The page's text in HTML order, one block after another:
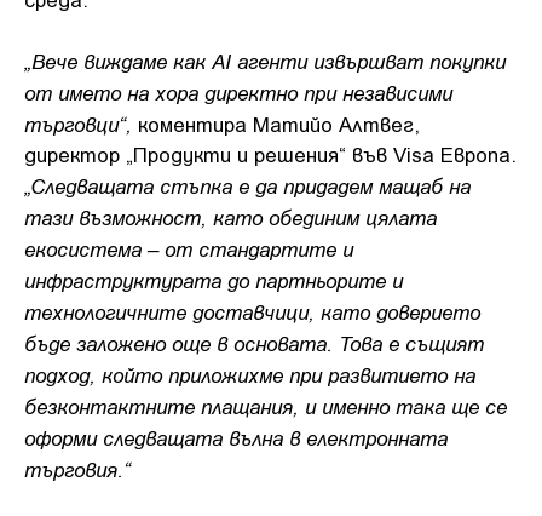
„Вече виждаме как AI агенти извършват покупки
от името на хора директно при независими
търговци“, коментира Матийо Алтвег,
директор „Продукти и решения“ във Visa Европа.
„Следващата стъпка е да придадем мащаб на
тази възможност, като обединим цялата
екосистема – от стандартите и
инфраструктурата до партньорите и
технологичните доставчици, като доверието
бъде заложено още в основата. Това е същият
подход, който приложихме при развитието на
безконтактните плащания, и именно така ще се
оформи следващата вълна в електронната
търговия.“